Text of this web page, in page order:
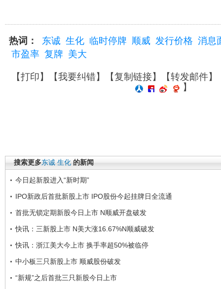
热词： 东诚 生化 临时停牌 顺威 发行价格 消息
市盈率 复牌 美大
【打印】【我要纠错】【复制链接】【转发邮件】
】
搜索更多东诚 生化 的新闻
今日起新股进入“新时期”
IPO新政后首批新股上市 IPO股份今起挂牌日全流通
首批无锁定期新股今日上市 N顺威开盘破发
快讯：三新股上市 N美大涨16.67%N顺威破发
快讯：浙江美大今上市 换手率超50%被临停
中小板三只新股上市 顺威股份破发
“新规”之后首批三只新股今日上市